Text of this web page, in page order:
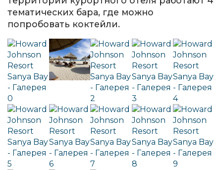
тематических бара, где можно
попробовать коктейли.